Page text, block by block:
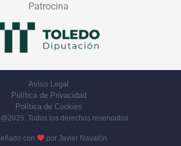
Patrocina
Aviso Legal
Política de Privacidad
Política de Cookies
Todos los derechos reservados
con porJavier Navalón